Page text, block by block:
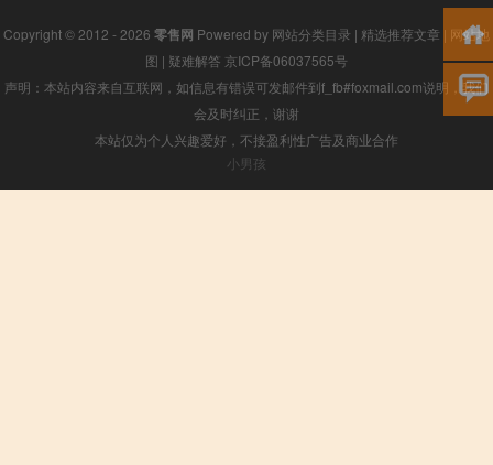
Copyright © 2012 - 2026 零售网 Powered by 网站分类目录 | 精选推荐文章 | 网站地
图 | 疑难解答 京ICP备06037565号
声明：本站内容来自互联网，如信息有错误可发邮件到f_fb#foxmail.com说明，我们
会及时纠正，谢谢
本站仅为个人兴趣爱好，不接盈利性广告及商业合作
小男孩